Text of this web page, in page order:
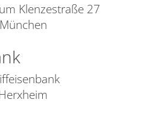
Klenzestraße 27
München
Herxheim